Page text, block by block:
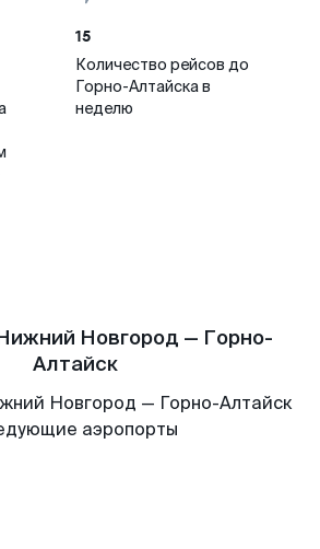
15
Количество рейсов до
Горно-Алтайска в
неделю
Новгород — Горно-
Алтайск
Новгород — Горно-Алтайск
аэропорты